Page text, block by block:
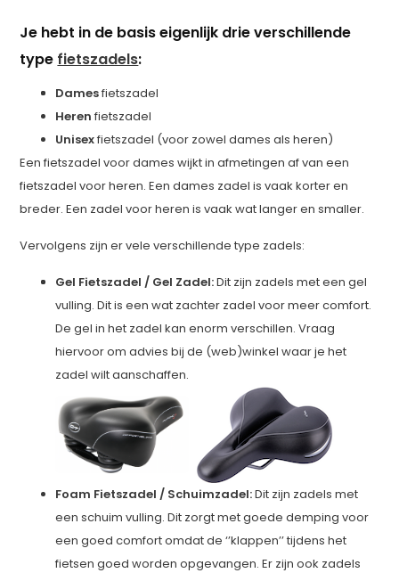
Je hebt in de basis eigenlijk drie verschillende
type fietszadels:
Damesfietszadel
Herenfietszadel
Unisexfietszadel (voor zowel dames als heren)
Een fietszadel voor dames wijkt in afmetingen af van een
fietszadel voor heren. Een dames zadel is vaak korter en
breder. Een zadel voor heren is vaak wat langer en smaller.
Vervolgens zijn er vele verschillende type zadels:
Gel Fietszadel / Gel Zadel:Dit zijn zadels met een gel
vulling. Dit is een wat zachter zadel voor meer comfort.
De gel in het zadel kan enorm verschillen. Vraag
hiervoor om advies bij de (web)winkel waar je het
zadel wilt aanschaffen.
Foam Fietszadel / Schuimzadel:Dit zijn zadels met
een schuim vulling. Dit zorgt met goede demping voor
een goed comfort omdat de ‘’klappen’’ tijdens het
fietsen goed worden opgevangen. Er zijn ook zadels